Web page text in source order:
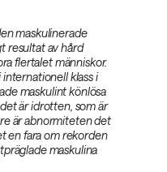
maskulinerade
resultat av hård
flertalet människor.
klass i
maskulint könlösa
är idrotten, som är
är abnormiteten det
en fara om rekorden
maskulina